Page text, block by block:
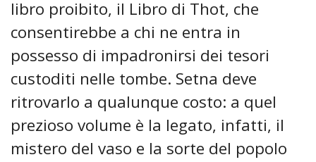
libro proibito, il Libro di Thot, che
consentirebbe a chi ne entra in
possesso di impadronirsi dei tesori
custoditi nelle tombe. Setna deve
ritrovarlo a qualunque costo: a quel
prezioso volume è la legato, infatti, il
mistero del vaso e la sorte del popolo